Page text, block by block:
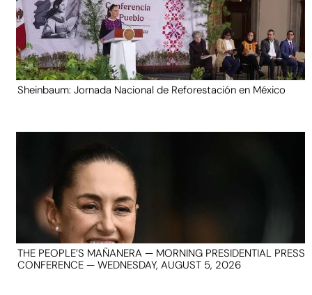
Sheinbaum: Jornada Nacional de Reforestación en México
THE PEOPLE’S MAÑANERA — MORNING PRESIDENTIAL PRESS
CONFERENCE — WEDNESDAY, AUGUST 5, 2026